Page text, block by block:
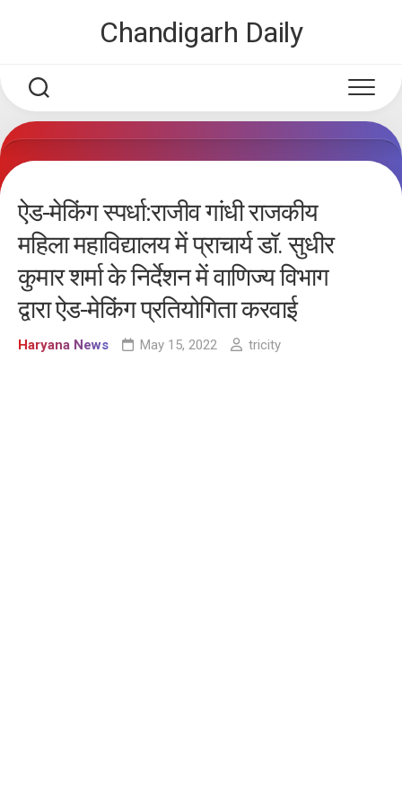
Chandigarh Daily
ऐड-मेकिंग स्पर्धा:राजीव गांधी राजकीय
महिला महाविद्यालय में प्राचार्य डॉ. सुधीर
कुमार शर्मा के निर्देशन में वाणिज्य विभाग
द्वारा ऐड-मेकिंग प्रतियोगिता करवाई
Haryana News May 15, 2022 tricity